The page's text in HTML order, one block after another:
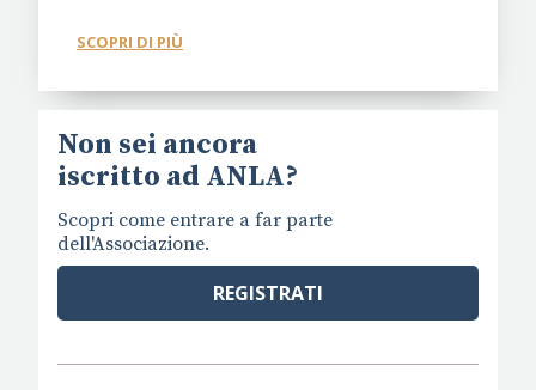
SCOPRI DI PIÙ
Non sei ancora
iscritto ad ANLA?
Scopri come entrare a far parte
dell'Associazione.
REGISTRATI